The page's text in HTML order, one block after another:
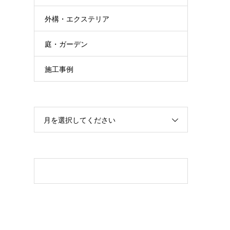
外構・エクステリア
庭・ガーデン
施工事例
月を選択してください